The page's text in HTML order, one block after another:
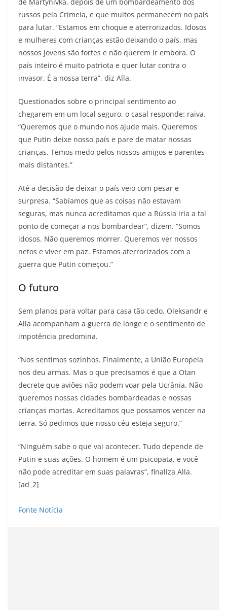
russos pela Crimeia, e que muitos permanecem no país
para lutar. “Estamos em choque e aterrorizados. Idosos
e mulheres com crianças estão deixando o país, mas
nossos jovens são fortes e não querem ir embora. O
país inteiro é muito patriota e quer lutar contra o
invasor. É a nossa terra”, diz Alla.
Questionados sobre o principal sentimento ao
chegarem em um local seguro, o casal responde: raiva.
“Queremos que o mundo nos ajude mais. Queremos
que Putin deixe nosso país e pare de matar nossas
crianças. Temos medo pelos nossos amigos e parentes
mais distantes.”
Até a decisão de deixar o país veio com pesar e
surpresa. “Sabíamos que as coisas não estavam
seguras, mas nunca acreditamos que a Rússia iria a tal
ponto de começar a nos bombardear”, dizem. “Somos
idosos. Não queremos morrer. Queremos ver nossos
netos e viver em paz. Estamos aterrorizados com a
guerra que Putin começou.”
O futuro
Sem planos para voltar para casa tão cedo, Oleksandr e
Alla acompanham a guerra de longe e o sentimento de
impotência predomina.
“Nos sentimos sozinhos. Finalmente, a União Europeia
nos deu armas. Mas o que precisamos é que a Otan
decrete que aviões não podem voar pela Ucrânia. Não
queremos nossas cidades bombardeadas e nossas
crianças mortas. Acreditamos que possamos vencer na
terra. Só pedimos que nosso céu esteja seguro.”
“Ninguém sabe o que vai acontecer. Tudo depende de
Putin e suas ações. O homem é um psicopata, e você
não pode acreditar em suas palavras”, finaliza Alla.
[ad_2]
Fonte Notícia